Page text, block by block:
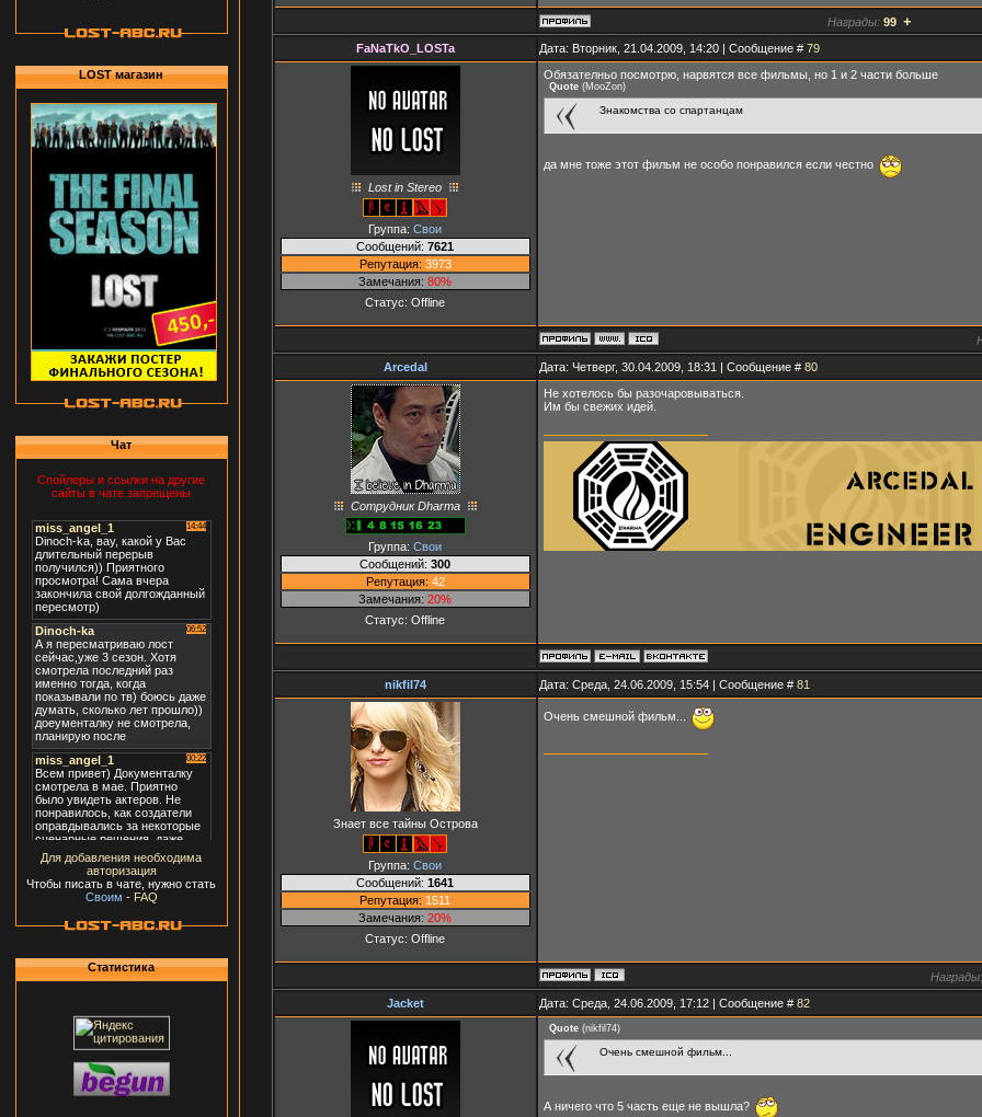
LOST магазин
Чат
Спойлеры и ссылки на другие
сайты в чате запрещены
Для добавления необходима
авторизация
Чтобы писать в чате, нужно стать
Своим - FAQ
Статистика
Награды: 99 +
FaNaTkO_LOSTa Дата: Вторник, 21.04.2009, 14:20 | Сообщение # 79
Lost in Stereo
Группа: Свои
Сообщений: 7621
Репутация: 3973
Замечания: 80%
Статус: Offline
Обязателньо посмотрю, нарвятся все фильмы, но 1 и 2 части больше
Quote(MooZon)
Знакомства со спартанцам
да мне тоже этот фильм не особо понравился если честно
Arcedal Дата: Четверг, 30.04.2009, 18:31 | Сообщение # 80
Сотрудник Dharma
Группа: Свои
Сообщений: 300
Репутация: 42
Замечания: 20%
Статус: Offline
Не хотелось бы разочаровываться.
Им бы свежих идей.
nikfil74 Дата: Среда, 24.06.2009, 15:54 | Сообщение # 81
Знает все тайны Острова
Группа: Свои
Сообщений: 1641
Репутация: 1511
Замечания: 20%
Статус: Offline
Очень смешной фильм...
Награды:
Jacket Дата: Среда, 24.06.2009, 17:12 | Сообщение # 82
Quote(nikfil74)
Очень смешной фильм...
А ничего что 5 часть еще не вышла?